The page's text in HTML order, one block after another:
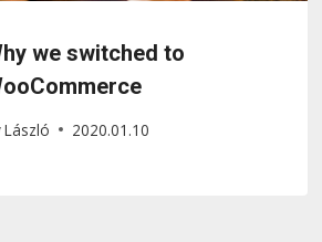
we switched to
László 2020.01.10